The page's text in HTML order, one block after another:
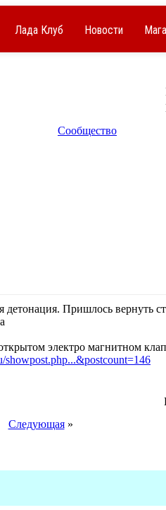
Лада Клуб Новости
Сообщество
детонация. Пришлось вернуть
электро магнитном
Следующая»